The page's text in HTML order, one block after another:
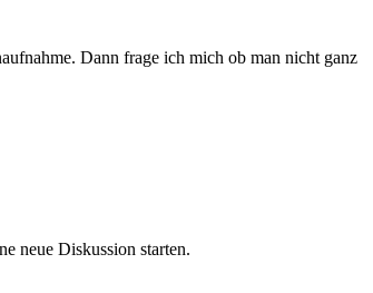
Dann frage ich mich ob man nicht ganz
neue Diskussion starten.